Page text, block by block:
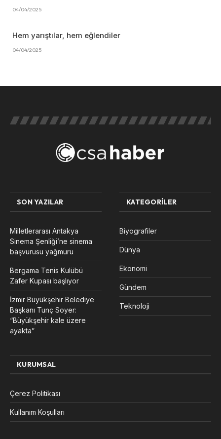
04/04/2025
Hem yarıştılar, hem eğlendiler
04/04/2025
SON YAZILAR
Milletlerarası Antakya
Sinema Şenliği’ne sinema
başvurusu yağmuru
Bergama Tenis Kulübü
Zafer Kupası başlıyor
İzmir Büyükşehir Belediye
Başkanı Tunç Soyer:
“Büyükşehir kale üzere
ayakta”
KATEGORILER
Biyografiler
Dünya
Ekonomi
Gündem
Teknoloji
KURUMSAL
Çerez Politikası
Kullanım Koşulları